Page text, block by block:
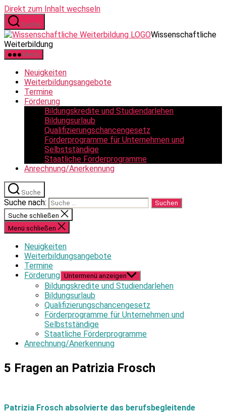
Direkt zum Inhalt wechseln
Suche
Wissenschaftliche
Weiterbildung
Menü
Neuigkeiten
Weiterbildungsangebote
Termine
Förderung
Bildungskredite und Studiendarlehen
Bildungsurlaub
Qualifizierungschancengesetz
Förderprogramme für Unternehmen und
Selbstständige
Staatliche Förderprogramme
Anrechnung/Anerkennung
Suche
Suche nach:
Suche schließen
Menü schließen
Neuigkeiten
Weiterbildungsangebote
Termine
Förderung Untermenü anzeigen
Bildungskredite und Studiendarlehen
Bildungsurlaub
Qualifizierungschancengesetz
Förderprogramme für Unternehmen und
Selbstständige
Staatliche Förderprogramme
Anrechnung/Anerkennung
5 Fragen an Patrizia Frosch
Patrizia Frosch absolvierte das berufsbegleitende